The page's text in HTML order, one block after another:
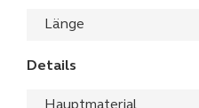
Länge
Details